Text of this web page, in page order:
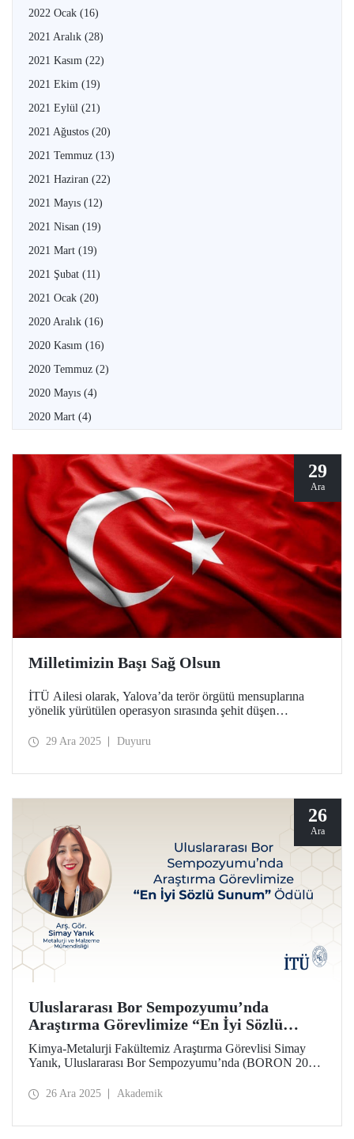
2022 Ocak (16)
2021 Aralık (28)
2021 Kasım (22)
2021 Ekim (19)
2021 Eylül (21)
2021 Ağustos (20)
2021 Temmuz (13)
2021 Haziran (22)
2021 Mayıs (12)
2021 Nisan (19)
2021 Mart (19)
2021 Şubat (11)
2021 Ocak (20)
2020 Aralık (16)
2020 Kasım (16)
2020 Temmuz (2)
2020 Mayıs (4)
2020 Mart (4)
29
Ara
Milletimizin Başı Sağ Olsun
İTÜ Ailesi olarak, Yalova’da terör örgütü mensuplarına
yönelik yürütülen operasyon sırasında şehit düşen
yaralanan güvenlik güçlerimize acil şifalar dileriz.
29 Ara 2025 Duyuru
26
Ara
Uluslararası Bor Sempozyumu’nda
Araştırma Görevlimize “En İyi Sözlü
Sunum” Ödülü
Kimya-Metalurji Fakültemiz Araştırma Görevlisi Simay
Yanık, Uluslararası Bor Sempozyumu’nda (BORON 2025)
26 Ara 2025 Akademik